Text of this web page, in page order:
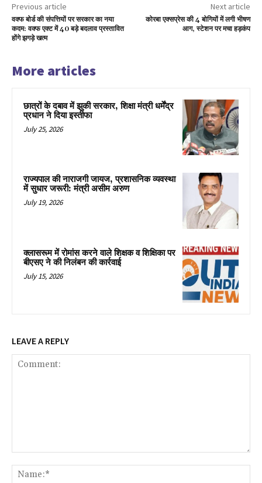
Previous article
वक्फ बोर्ड की संपत्तियों पर सरकार का नया
कदम: वक्फ एक्ट में 40 बड़े बदलाव प्रस्तावित
होंगे झगड़े खत्म
Next article
कोरबा एक्सप्रेस की 4 बोगियों में लगी भीषण
आग, स्टेशन पर मचा हड़कंप
More articles
छात्रों के दबाव में झुकी सरकार, शिक्षा मंत्री धर्मेंद्र
प्रधान ने दिया इस्तीफा
July 25, 2026
राज्यपाल की नाराजगी जायज, प्रशासनिक व्यवस्था
में सुधार जरूरी: मंत्री असीम अरुण
July 19, 2026
क्लासरूम में रोमांस करने वाले शिक्षक व शिक्षिका पर
बीएसए ने की निलंबन की कार्रवाई
July 15, 2026
LEAVE A REPLY